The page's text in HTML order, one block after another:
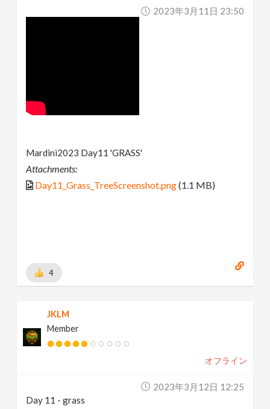
2023年3月11日 23:50
Mardini2023 Day11 'GRASS'
Attachments:
Day11_Grass_TreeScreenshot.png(1.1 MB)
4
JKLM
Member
オフライン
2023年3月12日 12:25
Day 11 - grass